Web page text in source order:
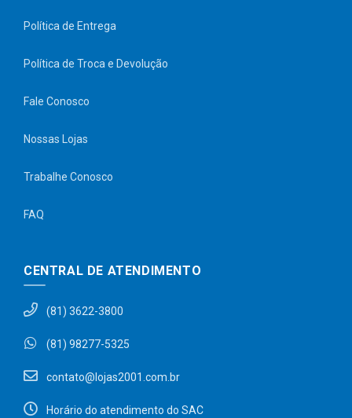
Política de Entrega
Política de Troca e Devolução
Fale Conosco
Nossas Lojas
Trabalhe Conosco
FAQ
CENTRAL DE ATENDIMENTO
(81) 3622-3800
(81) 98277-5325
contato@lojas2001.com.br
Horário do atendimento do SAC